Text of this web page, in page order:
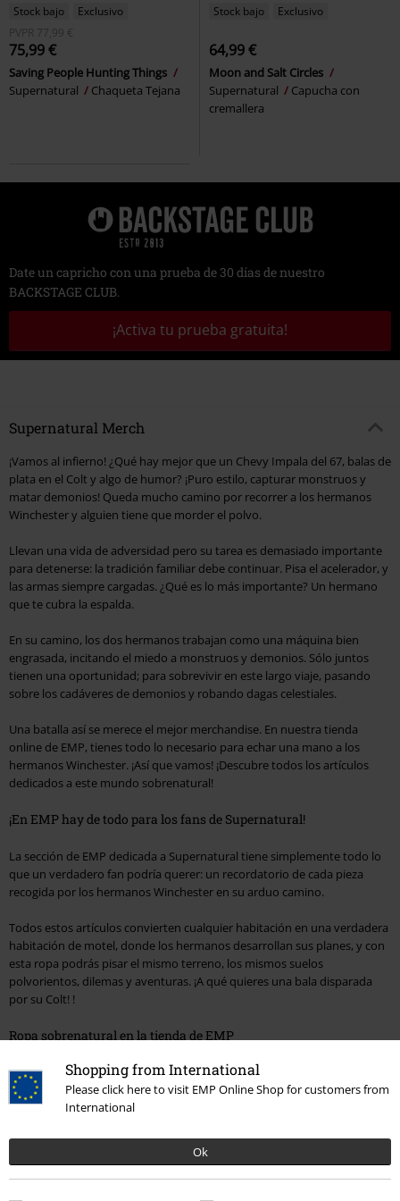
Shopping from International
Please click here to visit EMP Online Shop for customers from
International
Ok
Stock bajo
Exclusivo
PVPR 77,99 €
75,99 €
Saving People Hunting Things
Supernatural
Chaqueta Tejana
Stock bajo Exclusivo
64,99 €
Moon and Salt Circles
Supernatural
Capucha con
cremallera
Date un capricho con una prueba de 30 días de nuestro
BACKSTAGE CLUB.
¡Activa tu prueba gratuita!
Supernatural Merch
¡Vamos al infierno! ¿Qué hay mejor que un Chevy Impala del 67, balas de
plata en el Colt y algo de humor? ¡Puro estilo, capturar monstruos y
matar demonios! Queda mucho camino por recorrer a los hermanos
Winchester y alguien tiene que morder el polvo.
Llevan una vida de adversidad pero su tarea es demasiado importante
para detenerse: la tradición familiar debe continuar. Pisa el acelerador, y
las armas siempre cargadas. ¿Qué es lo más importante? Un hermano
que te cubra la espalda.
En su camino, los dos hermanos trabajan como una máquina bien
engrasada, incitando el miedo a monstruos y demonios. Sólo juntos
tienen una oportunidad; para sobrevivir en este largo viaje, pasando
sobre los cadáveres de demonios y robando dagas celestiales.
Una batalla así se merece el mejor merchandise. En nuestra tienda
online de EMP, tienes todo lo necesario para echar una mano a los
hermanos Winchester. ¡Así que vamos! ¡Descubre todos los artículos
dedicados a este mundo sobrenatural!
¡En EMP hay de todo para los fans de Supernatural!
La sección de EMP dedicada a Supernatural tiene simplemente todo lo
que un verdadero fan podría querer: un recordatorio de cada pieza
recogida por los hermanos Winchester en su arduo camino.
Todos estos artículos convierten cualquier habitación en una verdadera
habitación de motel, donde los hermanos desarrollan sus planes, y con
esta ropa podrás pisar el mismo terreno, los mismos suelos
polvorientos, dilemas y aventuras. ¡A qué quieres una bala disparada
por su Colt! !
Ropa sobrenatural en la tienda de EMP
Camisetas de Supernatural, tops, pantalones de deporte: ¡todo lo que
necesitas para tu tiempo libre! ¡Si es importante para un cazador
normal, mucho más para un cazador de monstruos!
Joyas mágicas
A pesar de que los collares, broches, pinzas para el cabello y colgantes